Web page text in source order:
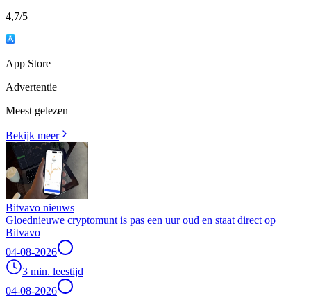
4,7/5
App Store
Advertentie
Meest gelezen
Bekijk meer
Bitvavo nieuws
Gloednieuwe cryptomunt is pas een uur oud en staat direct op
Bitvavo
04-08-2026
3 min. leestijd
04-08-2026